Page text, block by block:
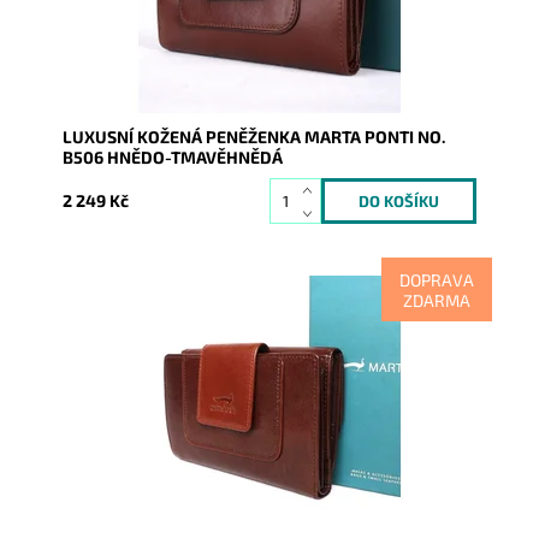
Marta Ponti
2 roky
LUXUSNÍ KOŽENÁ PENĚŽENKA MARTA PONTI NO.
B506 HNĚDO-TMAVĚHNĚDÁ
2 249 Kč
DOPRAVA
ZDARMA
Kožená značková dámská peněženka v jedinečné
barevné kombinaci tmavěhnědé a hnědé, kde je vidět
soulad vzhledu,...
Skladem
9497
Marta Ponti
2 roky